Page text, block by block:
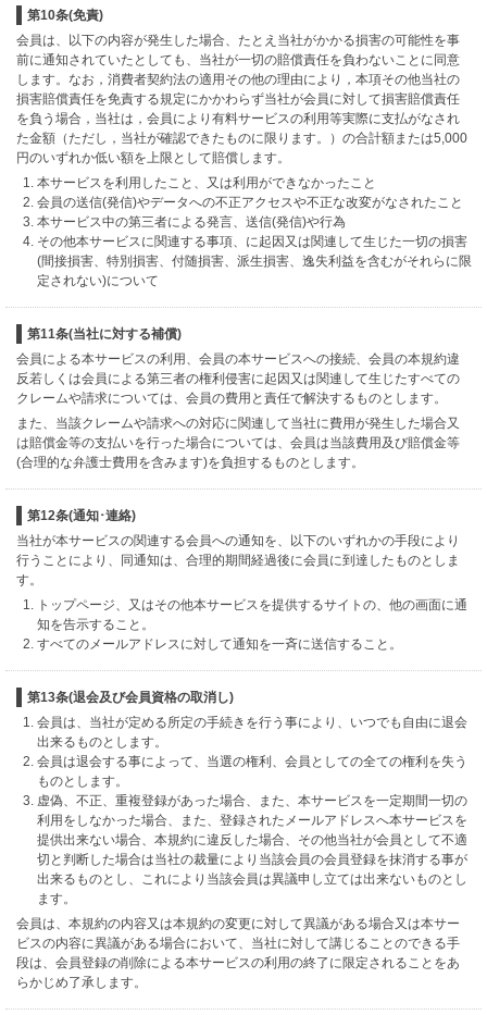
第10条(免責)
会員は、以下の内容が発生した場合、たとえ当社がかかる損害の可能性を事
前に通知されていたとしても、当社が一切の賠償責任を負わないことに同意
します。なお，消費者契約法の適用その他の理由により，本項その他当社の
損害賠償責任を免責する規定にかかわらず当社が会員に対して損害賠償責任
を負う場合，当社は，会員により有料サービスの利用等実際に支払がなされ
た金額（ただし，当社が確認できたものに限ります。）の合計額または5,000
円のいずれか低い額を上限として賠償します。
本サービスを利用したこと、又は利用ができなかったこと
会員の送信(発信)やデータへの不正アクセスや不正な改変がなされたこと
本サービス中の第三者による発言、送信(発信)や行為
その他本サービスに関連する事項、に起因又は関連して生じた一切の損害
(間接損害、特別損害、付随損害、派生損害、逸失利益を含むがそれらに限
定されない)について
第11条(当社に対する補償)
会員による本サービスの利用、会員の本サービスへの接続、会員の本規約違
反若しくは会員による第三者の権利侵害に起因又は関連して生じたすべての
クレームや請求については、会員の費用と責任で解決するものとします。
また、当該クレームや請求への対応に関連して当社に費用が発生した場合又
は賠償金等の支払いを行った場合については、会員は当該費用及び賠償金等
(合理的な弁護士費用を含みます)を負担するものとします。
第12条(通知･連絡)
当社が本サービスの関連する会員への通知を、以下のいずれかの手段により
行うことにより、同通知は、合理的期間経過後に会員に到達したものとしま
す。
トップページ、又はその他本サービスを提供するサイトの、他の画面に通
知を告示すること。
すべてのメールアドレスに対して通知を一斉に送信すること。
第13条(退会及び会員資格の取消し)
会員は、当社が定める所定の手続きを行う事により、いつでも自由に退会
出来るものとします。
会員は退会する事によって、当選の権利、会員としての全ての権利を失う
ものとします。
虚偽、不正、重複登録があった場合、また、本サービスを一定期間一切の
利用をしなかった場合、また、登録されたメールアドレスへ本サービスを
提供出来ない場合、本規約に違反した場合、その他当社が会員として不適
切と判断した場合は当社の裁量により当該会員の会員登録を抹消する事が
出来るものとし、これにより当該会員は異議申し立ては出来ないものとし
ます。
会員は、本規約の内容又は本規約の変更に対して異議がある場合又は本サー
ビスの内容に異議がある場合において、当社に対して講じることのできる手
段は、会員登録の削除による本サービスの利用の終了に限定されることをあ
らかじめ了承します。